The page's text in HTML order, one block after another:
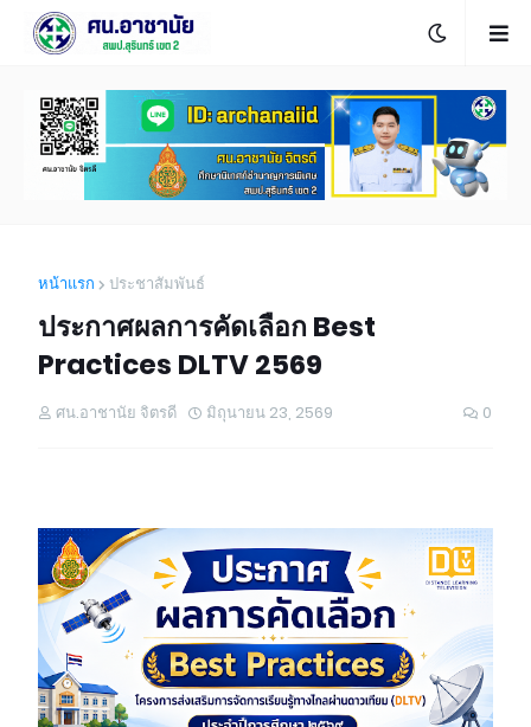
หน้าแรก ประชาสัมพันธ์
ประกาศผลการคัดเลือก Best
Practices DLTV 2569
ศน.อาชานัย จิตรดี มิถุนายน 23, 2569 0